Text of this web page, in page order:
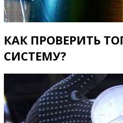
КАК ПРОВЕРИТЬ
СИСТЕМУ?